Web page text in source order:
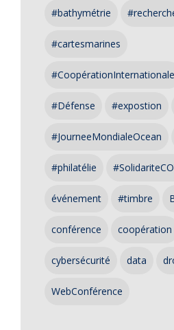
#bathymétrie
#cartesmarines
#CoopérationInternationale
#Défense #expostion
#JourneeMondialeOcean
#philatélie
événement #timbre
conférence coopération
cybersécurité data
WebConférence